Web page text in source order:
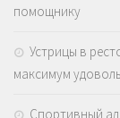
помощнику
Устрицы в
максимум
Спортивный